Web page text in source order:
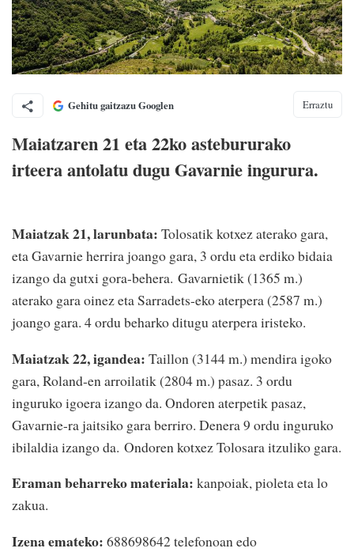
Gehitu gaitzazu Googlen Erraztu
Maiatzaren 21 eta 22ko astebururako
irteera antolatu dugu Gavarnie ingurura.
Maiatzak 21, larunbata: Tolosatik kotxez aterako gara,
eta Gavarnie herrira joango gara, 3 ordu eta erdiko bidaia
izango da gutxi gora-behera. Gavarnietik (1365 m.)
aterako gara oinez eta Sarradets-eko aterpera (2587 m.)
joango gara. 4 ordu beharko ditugu aterpera iristeko.
Maiatzak 22, igandea: Taillon (3144 m.) mendira igoko
gara, Roland-en arroilatik (2804 m.) pasaz. 3 ordu
inguruko igoera izango da. Ondoren aterpetik pasaz,
Gavarnie-ra jaitsiko gara berriro. Denera 9 ordu inguruko
ibilaldia izango da. Ondoren kotxez Tolosara itzuliko gara.
Eraman beharreko materiala: kanpoiak, pioleta eta lo
zakua.
Izena emateko: 688698642 telefonoan edo